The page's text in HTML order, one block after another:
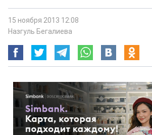
15 ноября 2013 12:08
Назгуль Бегалиева